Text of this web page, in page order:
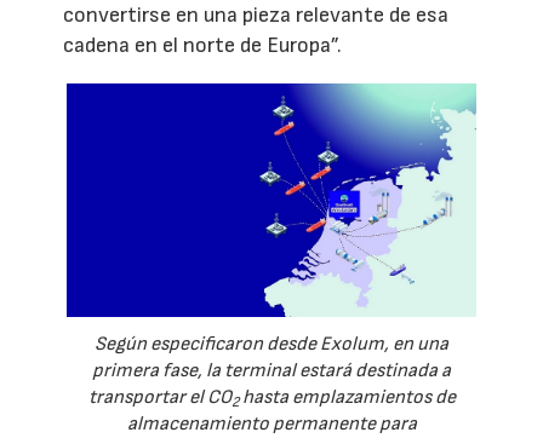
convertirse en una pieza relevante de esa
cadena en el norte de Europa”.
Según especificaron desde Exolum, en una
primera fase, la terminal estará destinada a
transportar el CO2hasta emplazamientos de
almacenamiento permanente para